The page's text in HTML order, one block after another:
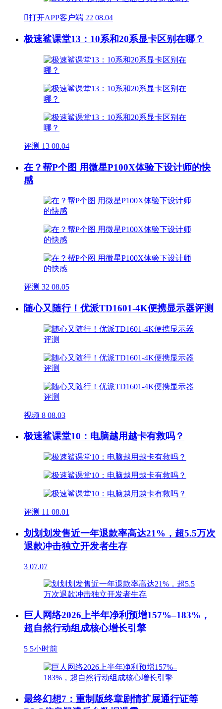
打开APP客户端 22 08.04
极速鲨课堂13：10系和20系显卡区别在哪？
评测 13 08.04
在？帮P个图 用微星P100X体验下设计师的快
感
评测 32 08.05
随心又随行！优派TD1601-4K便携显示器评测
视频 8 08.03
极速鲨课堂10：电脑越用越卡有救吗？
评测 11 08.01
划划划发售近一年退款率高达21%，超5.5万次
退款冲击独立开发者生存
3 07.07
巨人网络2026上半年净利预增157%–183%，
超自然行动组成核心增长引擎
5 5小时前
最终幻想7：重制版终章剧情扩展通行证等